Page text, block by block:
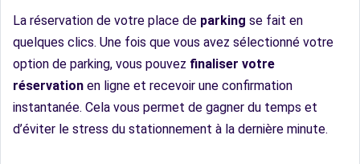
La réservation de votre place de parking se fait en
quelques clics. Une fois que vous avez sélectionné votre
option de parking, vous pouvez finaliser votre
réservation en ligne et recevoir une confirmation
instantanée. Cela vous permet de gagner du temps et
d’éviter le stress du stationnement à la dernière minute.